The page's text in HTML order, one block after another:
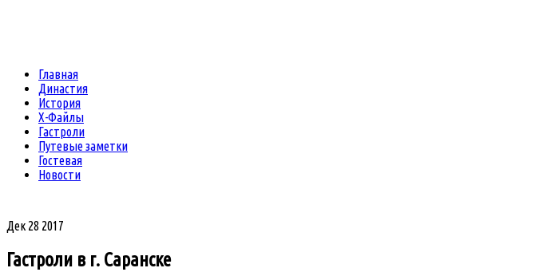
Главная
Династия
История
Х-Файлы
Гастроли
Путевые заметки
Гостевая
Новости
Дек 28 2017
Гастроли в г. Саранске